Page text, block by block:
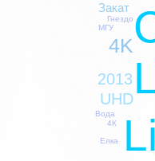
4K
UHD
2013
Закат
Гнездо
МГУ
4К
Вода
Елка